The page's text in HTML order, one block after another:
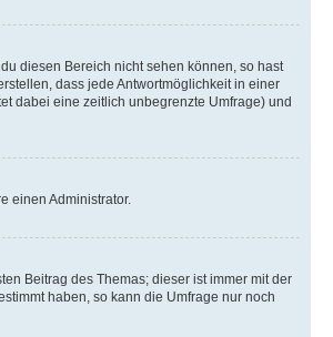
diesen Bereich nicht sehen können, so hast
dass jede Antwortmöglichkeit in einer
dabei eine zeitlich unbegrenzte Umfrage) und
einen Administrator.
Beitrag des Themas; dieser ist immer mit der
haben, so kann die Umfrage nur noch